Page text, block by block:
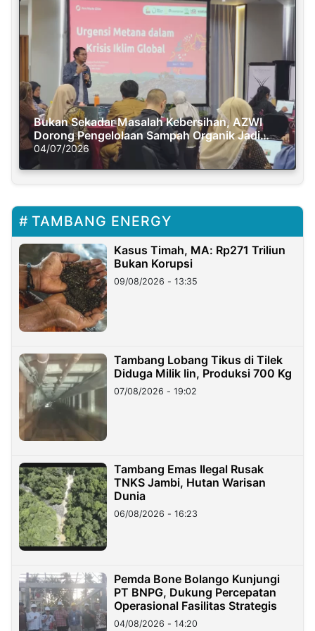
Bukan Sekadar Masalah Kebersihan, AZWI
Dorong Pengelolaan Sampah Organik Jadi
Solusi Krisis Iklim
04/07/2026
TAMBANG ENERGY
Kasus Timah, MA: Rp271 Triliun
Bukan Korupsi
09/08/2026 - 13:35
Tambang Lobang Tikus di Tilek
Diduga Milik Iin, Produksi 700 Kg
07/08/2026 - 19:02
Tambang Emas Ilegal Rusak
TNKS Jambi, Hutan Warisan
Dunia
06/08/2026 - 16:23
Pemda Bone Bolango Kunjungi
PT BNPG, Dukung Percepatan
Operasional Fasilitas Strategis
04/08/2026 - 14:20